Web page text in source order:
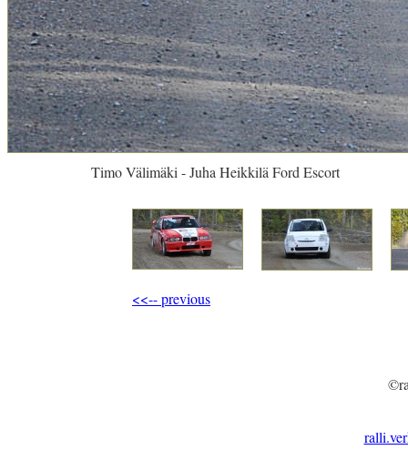
Timo Välimäki - Juha Heikkilä Ford Escort
<<-- previous